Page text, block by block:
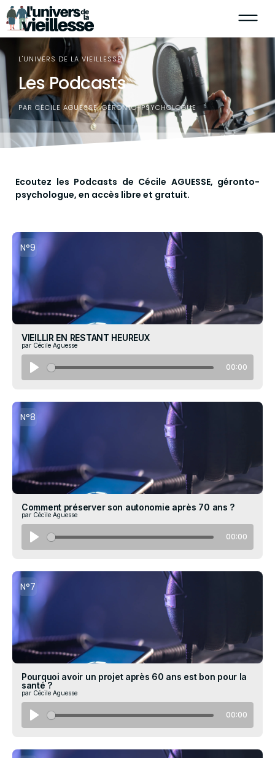
L'UNIVERS DE LA VIEILLESSE
Les Podcasts
PAR CÉCILE AGUESSE, GÉRONTO-PSYCHOLOGUE
Ecoutez les Podcasts de Cécile AGUESSE, géronto-
psychologue, en accès libre et gratuit.
N°9
VIEILLIR EN RESTANT HEUREUX
par Cécile Aguesse
00:00
N°8
Comment préserver son autonomie après 70 ans ?
par Cécile Aguesse
00:00
N°7
Pourquoi avoir un projet après 60 ans est bon pour la
santé ?
par Cécile Aguesse
00:00